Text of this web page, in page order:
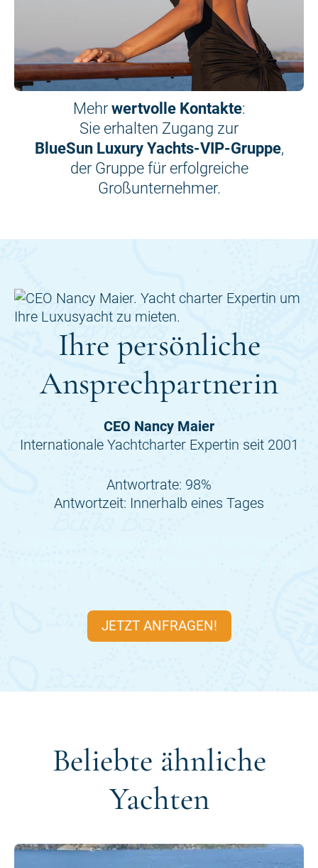
Mehr wertvolle Kontakte:
Sie erhalten Zugang zur
BlueSun Luxury Yachts-VIP-Gruppe,
der Gruppe für erfolgreiche
Großunternehmer.
Ihre persönliche
Ansprechpartnerin
CEO Nancy Maier
Internationale Yachtcharter Expertin seit 2001
Antwortrate: 98%
Antwortzeit: Innerhalb eines Tages
JETZT ANFRAGEN!
Beliebte ähnliche
Yachten